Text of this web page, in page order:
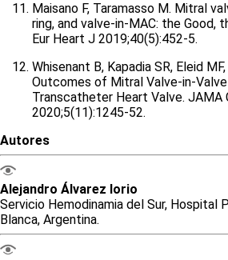
Maisano F, Taramasso M. Mitral
ring, and valve-in-MAC: the Good,
Eur Heart J 2019;40(5):452-5.
Whisenant B, Kapadia SR, Eleid
Outcomes of Mitral Valve-in-Valve
Transcatheter Heart Valve. JAMA
2020;5(11):1245-52.
Autores
Alejandro Álvarez Iorio
Servicio Hemodinamia del Sur, Hospital
Blanca, Argentina.